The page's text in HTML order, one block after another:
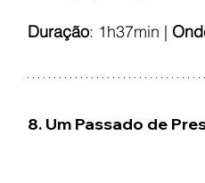
Duração: 1h37min |
8. Um Passado de